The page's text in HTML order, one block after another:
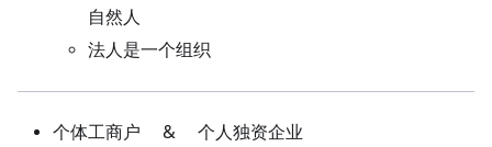
自然人
法人是一个组织
个体工商户 & 个人独资企业